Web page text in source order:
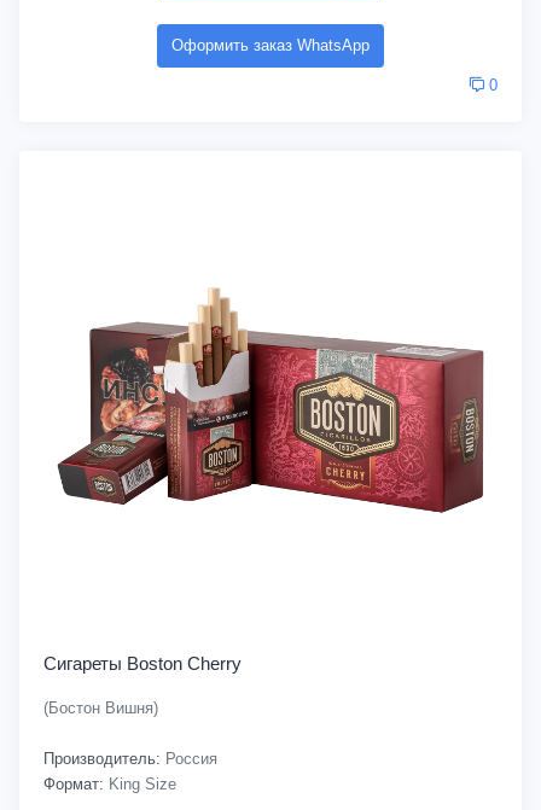
Оформить заказ WhatsApp
0
Сигареты Boston Cherry
(Бостон Вишня)
Производитель: Россия
Формат: King Size